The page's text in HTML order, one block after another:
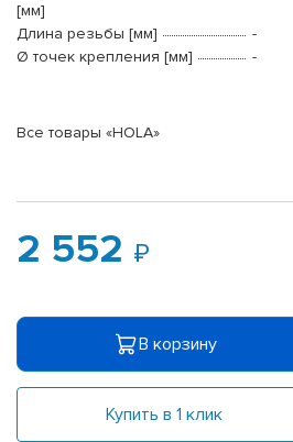
[мм]
Длина резьбы [мм]
-
Ø точек крепления [мм]
-
Все товары «HOLA»
2 552
В корзину
Купить в 1 клик